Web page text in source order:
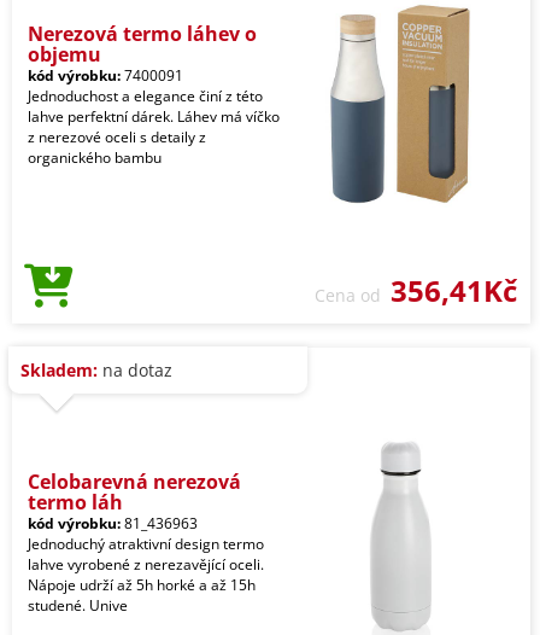
Nerezová termo láhev o
objemu
kód výrobku:7400091
Jednoduchost a elegance činí z této
lahve perfektní dárek. Láhev má víčko
z nerezové oceli s detaily z
organického bambu
Cena od 356,41Kč
Skladem: na dotaz
Celobarevná nerezová
termo láh
kód výrobku:81_436963
Jednoduchý atraktivní design termo
lahve vyrobené z nerezavějící oceli.
Nápoje udrží až 5h horké a až 15h
studené. Unive